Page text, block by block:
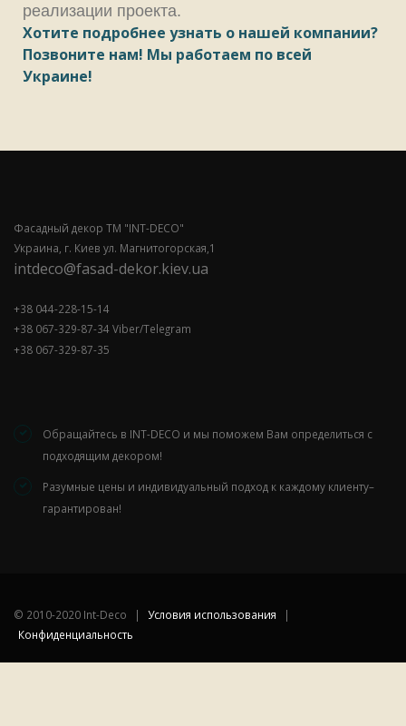
реализации проекта.
Хотите подробнее узнать о нашей компании?
Позвоните нам! Мы работаем по всей
Украине!
Фасадный декор ТМ "INT-DECO"
Украина, г. Киев ул. Магнитогорская,1
intdeco@fasad-dekor.kiev.ua
+38 044-228-15-14
+38 067-329-87-34 Viber/Telegram
+38 067-329-87-35
Обращайтесь в INT-DECO и мы поможем Вам определиться с
подходящим декором!
Разумные цены и индивидуальный подход к каждому клиенту–
гарантирован!
© 2010-2020 Int-Deco | Условия использования
|
Конфиденциальность